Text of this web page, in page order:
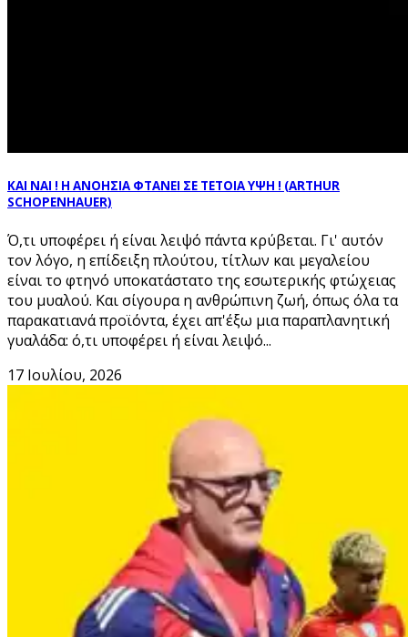
ΚΑΙ ΝΑΙ ! Η ΑΝΟΗΣΙΑ ΦΤΑΝΕΙ ΣΕ ΤΕΤΟΙΑ ΥΨΗ ! (ARTHUR
SCHOPENHAUER)
Ό,τι υποφέρει ή είναι λειψό πάντα κρύβεται. Γι' αυτόν
τον λόγο, η επίδειξη πλούτου, τίτλων και μεγαλείου
είναι το φτηνό υποκατάστατο της εσωτερικής φτώχειας
του μυαλού. Και σίγουρα η ανθρώπινη ζωή, όπως όλα τα
παρακατιανά προϊόντα, έχει απ'έξω μια παραπλανητική
γυαλάδα: ό,τι υποφέρει ή είναι λειψό...
17 Ιουλίου, 2026